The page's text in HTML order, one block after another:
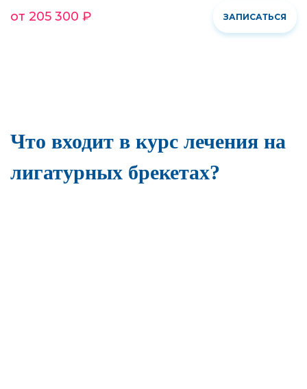
от 205 300 ₽ ЗАПИСАТЬСЯ
Что входит в курс лечения на
лигатурных брекетах?